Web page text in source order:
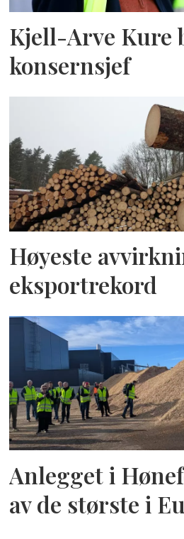
Kjell-Arve Kure
konsernsjef
Høyeste
eksportrekord
Anlegget i
av de største i